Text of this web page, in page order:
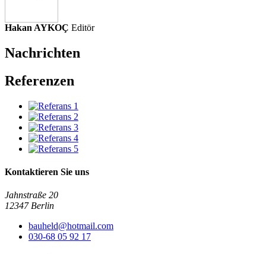
Hakan AYKOÇ Editör
Nachrichten
Referenzen
Kontaktieren Sie uns
Jahnstraße 20
12347 Berlin
bauheld@hotmail.com
030-68 05 92 17